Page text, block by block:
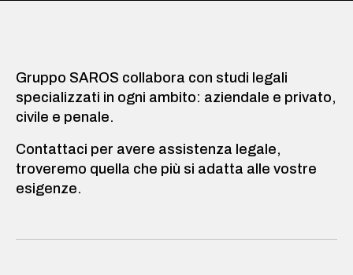
Gruppo SAROS collabora con studi legali
specializzati in ogni ambito: aziendale e privato,
civile e penale.
Contattaci per avere assistenza legale,
troveremo quella che più si adatta alle vostre
esigenze.